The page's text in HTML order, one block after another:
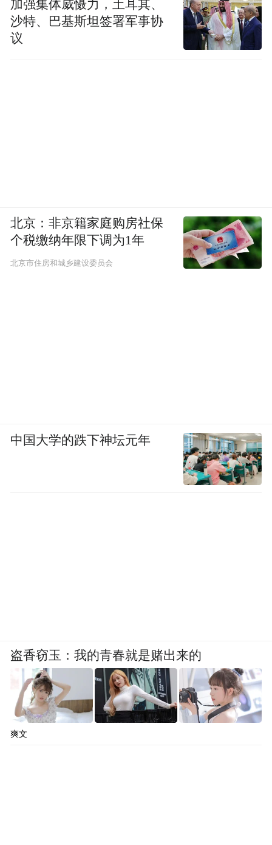
加强集体威慑力，土耳其、
沙特、巴基斯坦签署军事协
议
北京：非京籍家庭购房社保
个税缴纳年限下调为1年
北京市住房和城乡建设委员会
中国大学的跌下神坛元年
盗香窃玉：我的青春就是赌出来的
爽文